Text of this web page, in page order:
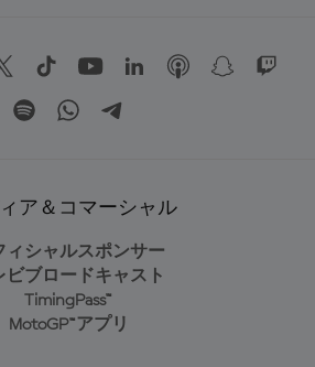
ア＆コマーシャル
ィシャルスポンサー
ビブロードキャスト
TimingPass™
MotoGP™アプリ